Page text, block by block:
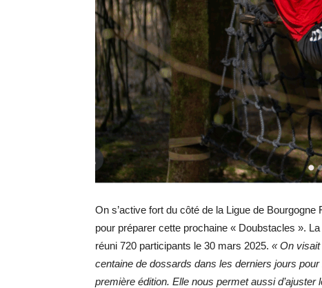
On s’active fort du côté de la Ligue de
pour préparer cette prochaine « Doubstacles ».
réuni 720 participants le 30 mars 2025. « On visait
centaine de dossards dans les derniers jours
première édition. Elle nous permet aussi